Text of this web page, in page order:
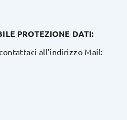
PROTEZIONE DATI:
all’indirizzo Mail: